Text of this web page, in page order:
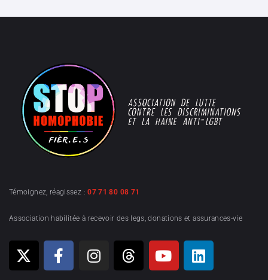
Témoignez, réagissez :07 71 80 08 71
Association habilitée à recevoir des legs, donations et assurances-vie